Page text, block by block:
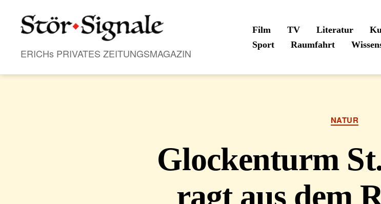
ERICHs PRIVATES ZEITUNGSMAGAZIN
Film TV Literatur
Sport
Raumfahrt
NATUR
Glockenturm
ragt aus dem